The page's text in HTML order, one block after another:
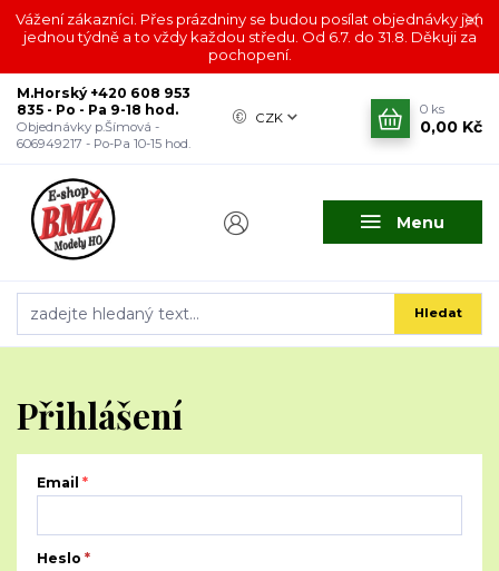
Vážení zákazníci. Přes prázdniny se budou posílat objednávky jen
jednou týdně a to vždy každou středu. Od 6.7. do 31.8. Děkuji za
pochopení.
Menu
CZK
Hledat
M.Horský +420 608 953
835 - Po - Pa 9-18 hod.
Objednávky p.Šímová -
606949217 - Po-Pa 10-15 hod.
0 ks
0,00 Kč
Přihlášení
Email *
Heslo *